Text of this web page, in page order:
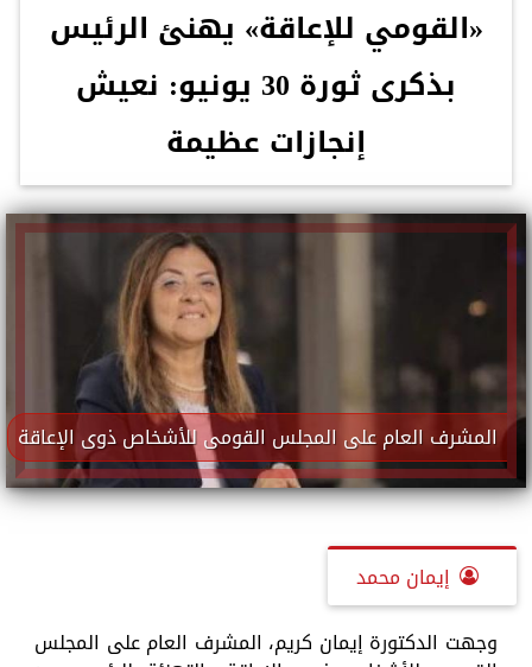
«القومي للإعاقة» يهنئ الرئيس
بذكرى ثورة 30 يونيو: نعيش
إنجازات عظيمة
المشرف العام على المجلس القومى للأشخاص ذوى الإعاقة
إيمان محمد
وجهت الدكتورة إيمان كريم، المشرف العام على المجلس